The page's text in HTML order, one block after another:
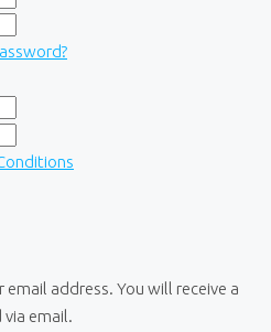
email address. You will receive a
email.